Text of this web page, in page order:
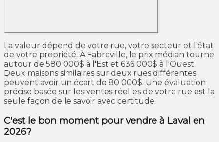
La valeur dépend de votre rue, votre secteur et l'état
de votre propriété. À Fabreville, le prix médian tourne
autour de 580 000$ à l'Est et 636 000$ à l'Ouest.
Deux maisons similaires sur deux rues différentes
peuvent avoir un écart de 80 000$. Une évaluation
précise basée sur les ventes réelles de votre rue est la
seule façon de le savoir avec certitude.
C'est le bon moment pour vendre à Laval en
2026?